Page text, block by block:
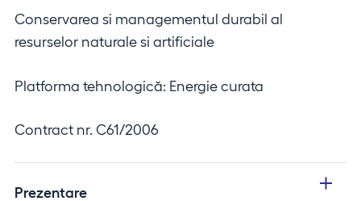
Conservarea si managementul durabil al
resurselor naturale si artificiale
Platforma tehnologică: Energie curata
Contract nr. C61/2006
Prezentare